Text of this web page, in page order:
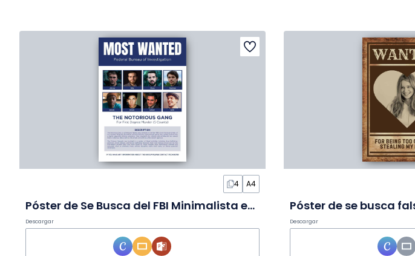
4 A4
Póster de Se Busca del FBI Minimalista en Diapositivas
Descargar Descargar